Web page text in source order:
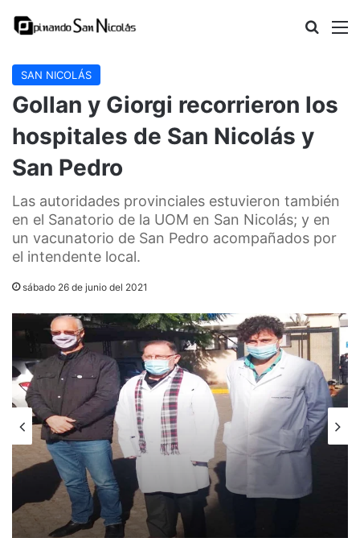
Buscar
SAN NICOLÁS
Gollan y Giorgi recorrieron los
hospitales de San Nicolás y
San Pedro
Las autoridades provinciales estuvieron también
en el Sanatorio de la UOM en San Nicolás; y en
un vacunatorio de San Pedro acompañados por
el intendente local.
sábado 26 de junio del 2021